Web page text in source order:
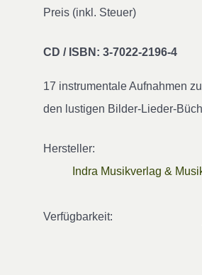
Preis (inkl. Steuer)
CD / ISBN: 3-7022-2196-4
17 instrumentale Aufnahmen
den lustigen Bilder-Lieder-
Hersteller:
Indra Musikverlag &
Verfügbarkeit: